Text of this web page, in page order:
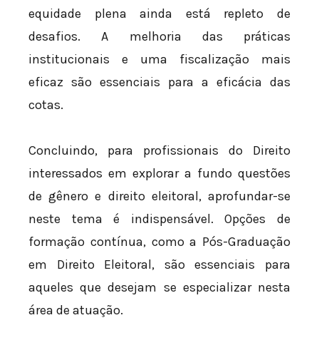
equidade plena ainda está repleto de
desafios. A melhoria das práticas
institucionais e uma fiscalização mais
eficaz são essenciais para a eficácia das
cotas.
Concluindo, para profissionais do Direito
interessados em explorar a fundo questões
de gênero e direito eleitoral, aprofundar-se
neste tema é indispensável. Opções de
formação contínua, como a Pós-Graduação
em Direito Eleitoral, são essenciais para
aqueles que desejam se especializar nesta
área de atuação.